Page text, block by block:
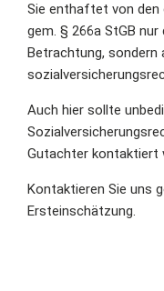
Sie enthaftet von den
gem. § 266a StGB
Betrachtung, sondern
Auch hier sollte
Gutachter kontaktiert
Kontaktieren Sie uns
Ersteinschätzung.